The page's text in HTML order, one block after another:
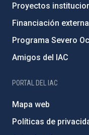
Proyectos
Financiación externa
Programa Severo
Amigos del IAC
PORTAL DEL IAC
Mapa web
Políticas de